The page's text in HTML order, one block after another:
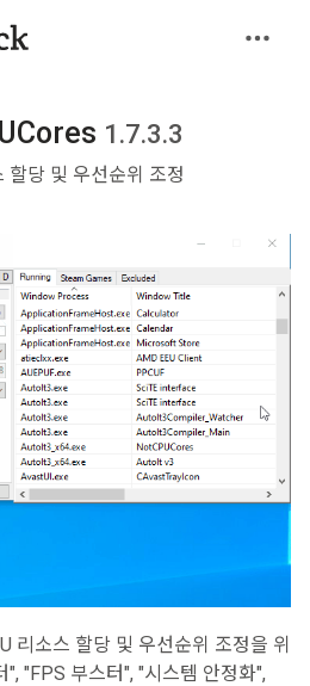
1.7.3.3
할당 및 우선순위 조정
리소스 할당 및 우선순위 조정을 위
", "FPS 부스터", "시스템 안정화",